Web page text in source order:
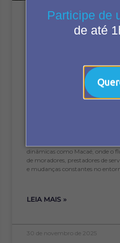
Participe de
de até
Administração de
condomínios em
A vida em condomínio é, à
vista, sinônimo de praticidade:
portaria, áreas comuns, regras de
dinâmicas como Macaé, onde o
de moradores, prestadores de
e mudanças constantes no
LEIA MAIS »
30 de novembro de 2025